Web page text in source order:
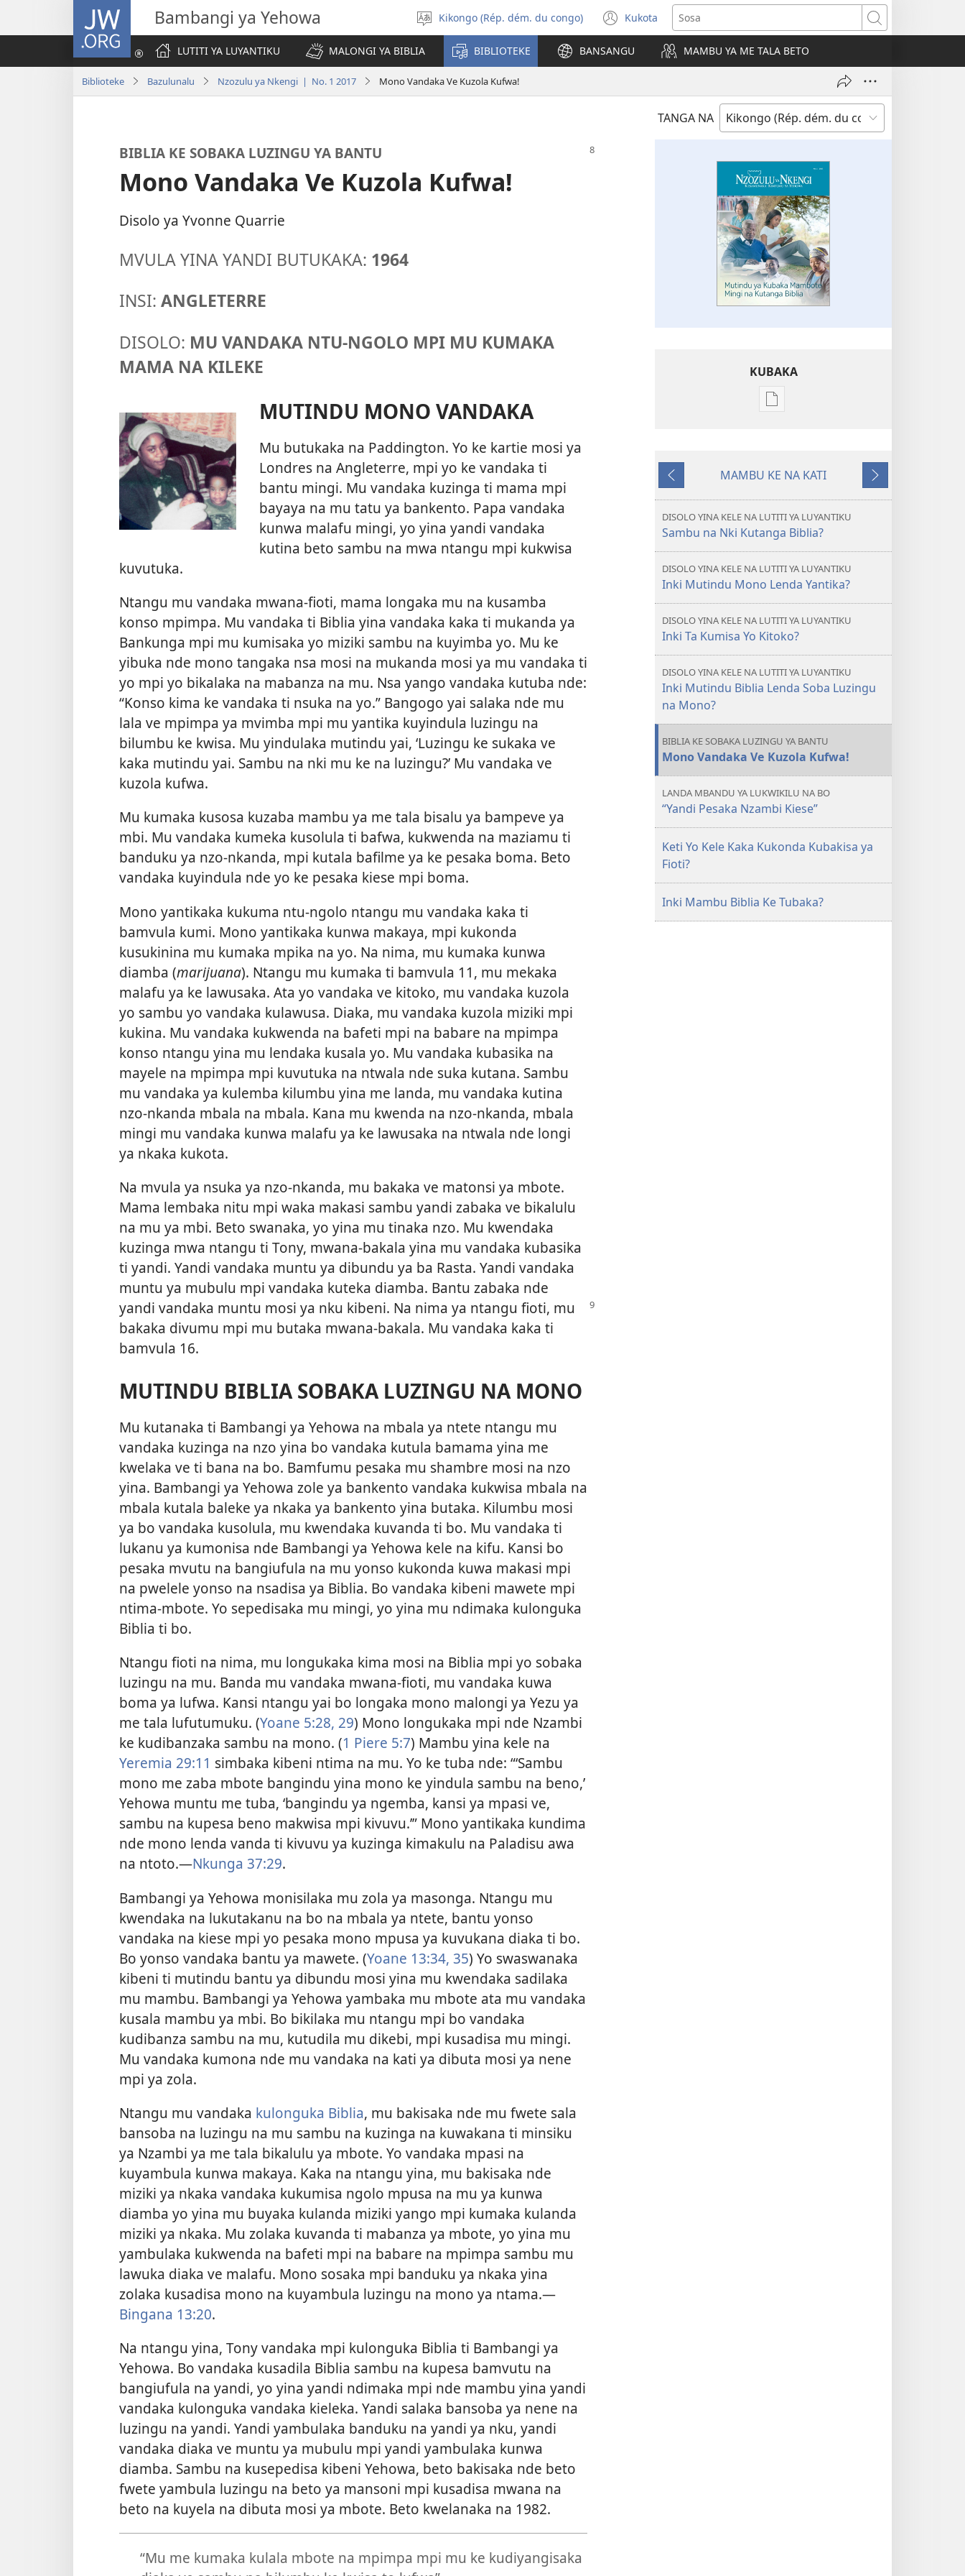
JW.ORG Bambangi ya Yehowa
Sola
ndinga
Kikongo (Rép. dém. du congo) Kukota
(ke
kangula
lutiti
ya
Sosa
LUTITI YA LUYANTIKU
MALONGI YA BIBLIA BIBLIOTEKE BANSANGU MAMBU YA ME TALA BETO
Biblioteke Bazulunalu Nzozulu ya Nkengi | No. 1 2017 Mono Vandaka Ve Kuzola Kufwa!
TANGA NA
BIBLIA KE SOBAKA LUZINGU YA BANTU
Mono Vandaka Ve Kuzola Kufwa!
Disolo ya Yvonne Quarrie
MVULA YINA YANDI BUTUKAKA: 1964
INSI: ANGLETERRE
DISOLO: MU VANDAKA NTU-NGOLO MPI MU KUMAKA
MAMA NA KILEKE
MUTINDU MONO VANDAKA
Mu butukaka na Paddington. Yo ke kartie mosi ya
Londres na Angleterre, mpi yo ke vandaka ti
bantu mingi. Mu vandaka kuzinga ti mama mpi
bayaya na mu tatu ya bankento. Papa vandaka
kunwa malafu mingi, yo yina yandi vandaka
kutina beto sambu na mwa ntangu mpi kukwisa
kuvutuka.
Ntangu mu vandaka mwana-fioti, mama longaka mu na kusamba
konso mpimpa. Mu vandaka ti Biblia yina vandaka kaka ti mukanda ya
Bankunga mpi mu kumisaka yo miziki sambu na kuyimba yo. Mu ke
yibuka nde mono tangaka nsa mosi na mukanda mosi ya mu vandaka ti
yo mpi yo bikalaka na mabanza na mu. Nsa yango vandaka kutuba nde:
“Konso kima ke vandaka ti nsuka na yo.” Bangogo yai salaka nde mu
lala ve mpimpa ya mvimba mpi mu yantika kuyindula luzingu na
bilumbu ke kwisa. Mu yindulaka mutindu yai, ‘Luzingu ke sukaka ve
kaka mutindu yai. Sambu na nki mu ke na luzingu?’ Mu vandaka ve
kuzola kufwa.
Mu kumaka kusosa kuzaba mambu ya me tala bisalu ya bampeve ya
mbi. Mu vandaka kumeka kusolula ti bafwa, kukwenda na maziamu ti
banduku ya nzo-nkanda, mpi kutala bafilme ya ke pesaka boma. Beto
vandaka kuyindula nde yo ke pesaka kiese mpi boma.
Mono yantikaka kukuma ntu-ngolo ntangu mu vandaka kaka ti
bamvula kumi. Mono yantikaka kunwa makaya, mpi kukonda
kusukinina mu kumaka mpika na yo. Na nima, mu kumaka kunwa
diamba (marijuana). Ntangu mu kumaka ti bamvula 11, mu mekaka
malafu ya ke lawusaka. Ata yo vandaka ve kitoko, mu vandaka kuzola
yo sambu yo vandaka kulawusa. Diaka, mu vandaka kuzola miziki mpi
kukina. Mu vandaka kukwenda na bafeti mpi na babare na mpimpa
konso ntangu yina mu lendaka kusala yo. Mu vandaka kubasika na
mayele na mpimpa mpi kuvutuka na ntwala nde suka kutana. Sambu
mu vandaka ya kulemba kilumbu yina me landa, mu vandaka kutina
nzo-nkanda mbala na mbala. Kana mu kwenda na nzo-nkanda, mbala
mingi mu vandaka kunwa malafu ya ke lawusaka na ntwala nde longi
ya nkaka kukota.
Na mvula ya nsuka ya nzo-nkanda, mu bakaka ve matonsi ya mbote.
Mama lembaka nitu mpi waka makasi sambu yandi zabaka ve bikalulu
na mu ya mbi. Beto swanaka, yo yina mu tinaka nzo. Mu kwendaka
kuzinga mwa ntangu ti Tony, mwana-bakala yina mu vandaka kubasika
ti yandi. Yandi vandaka muntu ya dibundu ya ba Rasta. Yandi vandaka
muntu ya mubulu mpi vandaka kuteka diamba. Bantu zabaka nde
yandi vandaka muntu mosi ya nku kibeni. Na nima ya ntangu fioti, mu
bakaka divumu mpi mu butaka mwana-bakala. Mu vandaka kaka ti
bamvula 16.
MUTINDU BIBLIA SOBAKA LUZINGU NA MONO
Mu kutanaka ti Bambangi ya Yehowa na mbala ya ntete ntangu mu
vandaka kuzinga na nzo yina bo vandaka kutula bamama yina me
kwelaka ve ti bana na bo. Bamfumu pesaka mu shambre mosi na nzo
yina. Bambangi ya Yehowa zole ya bankento vandaka kukwisa mbala na
mbala kutala baleke ya nkaka ya bankento yina butaka. Kilumbu mosi
ya bo vandaka kusolula, mu kwendaka kuvanda ti bo. Mu vandaka ti
lukanu ya kumonisa nde Bambangi ya Yehowa kele na kifu. Kansi bo
pesaka mvutu na bangiufula na mu yonso kukonda kuwa makasi mpi
na pwelele yonso na nsadisa ya Biblia. Bo vandaka kibeni mawete mpi
ntima-mbote. Yo sepedisaka mu mingi, yo yina mu ndimaka kulonguka
Biblia ti bo.
Ntangu fioti na nima, mu longukaka kima mosi na Biblia mpi yo sobaka
luzingu na mu. Banda mu vandaka mwana-fioti, mu vandaka kuwa
boma ya lufwa. Kansi ntangu yai bo longaka mono malongi ya Yezu ya
me tala lufutumuku. (Yoane 5:28, 29) Mono longukaka mpi nde Nzambi
ke kudibanzaka sambu na mono. (1 Piere 5:7) Mambu yina kele na
Yeremia 29:11 simbaka kibeni ntima na mu. Yo ke tuba nde: “‘Sambu
mono me zaba mbote bangindu yina mono ke yindula sambu na beno,’
Yehowa muntu me tuba, ‘bangindu ya ngemba, kansi ya mpasi ve,
sambu na kupesa beno makwisa mpi kivuvu.’” Mono yantikaka kundima
nde mono lenda vanda ti kivuvu ya kuzinga kimakulu na Paladisu awa
na ntoto.—Nkunga 37:29.
Bambangi ya Yehowa monisilaka mu zola ya masonga. Ntangu mu
kwendaka na lukutakanu na bo na mbala ya ntete, bantu yonso
vandaka na kiese mpi yo pesaka mono mpusa ya kuvukana diaka ti bo.
Bo yonso vandaka bantu ya mawete. (Yoane 13:34, 35) Yo swaswanaka
kibeni ti mutindu bantu ya dibundu mosi yina mu kwendaka sadilaka
mu mambu. Bambangi ya Yehowa yambaka mu mbote ata mu vandaka
kusala mambu ya mbi. Bo bikilaka mu ntangu mpi bo vandaka
kudibanza sambu na mu, kutudila mu dikebi, mpi kusadisa mu mingi.
Mu vandaka kumona nde mu vandaka na kati ya dibuta mosi ya nene
mpi ya zola.
Ntangu mu vandaka kulonguka Biblia, mu bakisaka nde mu fwete sala
bansoba na luzingu na mu sambu na kuzinga na kuwakana ti minsiku
ya Nzambi ya me tala bikalulu ya mbote. Yo vandaka mpasi na
kuyambula kunwa makaya. Kaka na ntangu yina, mu bakisaka nde
miziki ya nkaka vandaka kukumisa ngolo mpusa na mu ya kunwa
diamba yo yina mu buyaka kulanda miziki yango mpi kumaka kulanda
miziki ya nkaka. Mu zolaka kuvanda ti mabanza ya mbote, yo yina mu
yambulaka kukwenda na bafeti mpi na babare na mpimpa sambu mu
lawuka diaka ve malafu. Mono sosaka mpi banduku ya nkaka yina
zolaka kusadisa mono na kuyambula luzingu na mono ya ntama.—
Bingana 13:20.
Na ntangu yina, Tony vandaka mpi kulonguka Biblia ti Bambangi ya
Yehowa. Bo vandaka kusadila Biblia sambu na kupesa bamvutu na
bangiufula na yandi, yo yina yandi ndimaka mpi nde mambu yina yandi
vandaka kulonguka vandaka kieleka. Yandi salaka bansoba ya nene na
luzingu na yandi. Yandi yambulaka banduku na yandi ya nku, yandi
vandaka diaka ve muntu ya mubulu mpi yandi yambulaka kunwa
diamba. Sambu na kusepedisa kibeni Yehowa, beto bakisaka nde beto
fwete yambula luzingu na beto ya mansoni mpi kusadisa mwana na
beto na kuyela na dibuta mosi ya mbote. Beto kwelanaka na 1982.
“Mu me kumaka kulala mbote na mpimpa mpi mu ke kudiyangisaka
KUBAKA
Bisika
na
mikanda
na
internet
NZOZULU
YA
Mutindu
ya
Mambote
Mingi
Biblia
Yina
Me
Luta
MAMBU KE NA KATI
Yina
Ke
DISOLO YINA KELE NA LUTITI YA LUYANTIKU
Sambu na Nki Kutanga Biblia?
DISOLO YINA KELE NA LUTITI YA LUYANTIKU
Inki Mutindu Mono Lenda Yantika?
DISOLO YINA KELE NA LUTITI YA LUYANTIKU
Inki Ta Kumisa Yo Kitoko?
DISOLO YINA KELE NA LUTITI YA LUYANTIKU
Inki Mutindu Biblia Lenda Soba Luzingu
na Mono?
BIBLIA KE SOBAKA LUZINGU YA BANTU
Mono Vandaka Ve Kuzola Kufwa!
LANDA MBANDU YA LUKWIKILU NA BO
“Yandi Pesaka Nzambi Kiese”
Keti Yo Kele Kaka Kukonda Kubakisa ya
Fioti?
Inki Mambu Biblia Ke Tubaka?